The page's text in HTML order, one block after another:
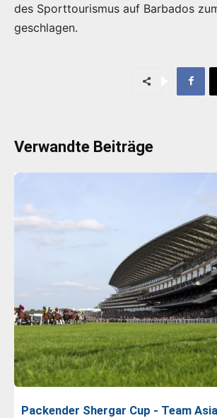
des Sporttourismus auf Barbados
geschlagen.
Verwandte Beiträge
Packender Shergar Cup - Team